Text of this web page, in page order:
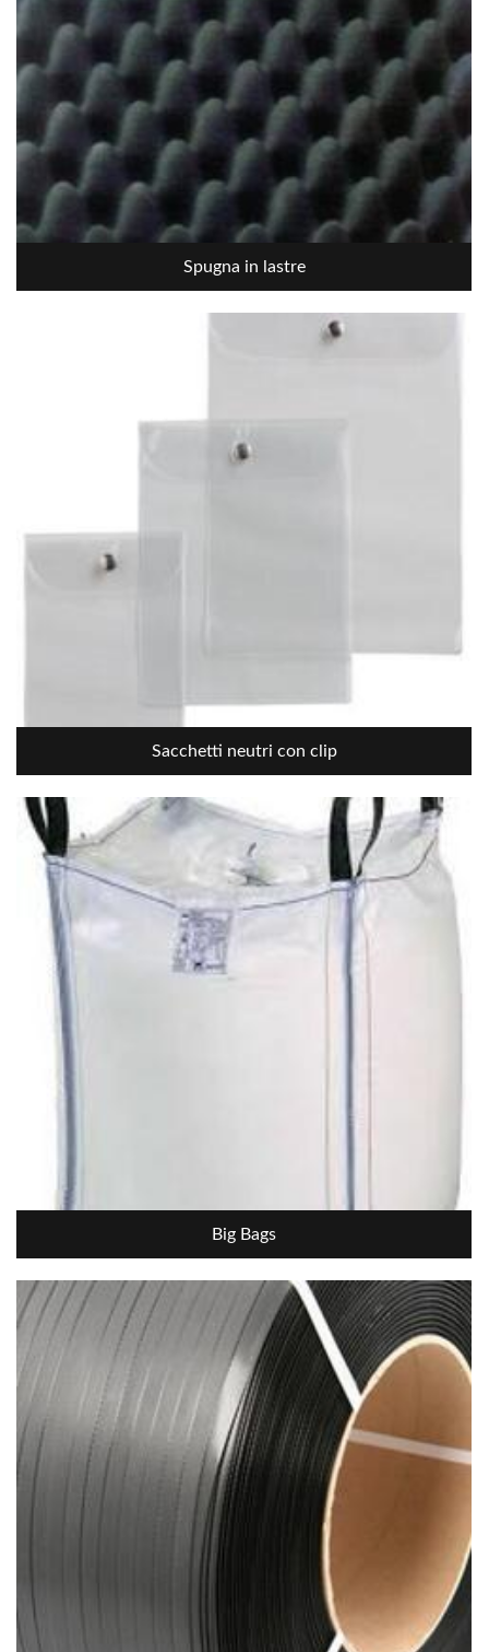
Spugna in lastre
Sacchetti neutri con clip
Big Bags